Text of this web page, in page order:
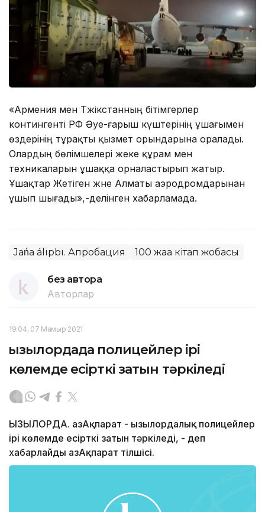
«Армения мен Тәжікстанның бітімгерлер
контингенті РФ Әуе-ғарыш күштерінің ұшағымен
өздерінің тұрақты қызмет орындарына оралады.
Олардың бөлімшелері жеке құрам мен
техникаларын ұшаққа орналастырып жатыр.
Ұшақтар Жетіген және Алматы аэродромдарынан
ұшып шығады»,-делінген хабарламада.
Jańa álipbı. Апробация 100 жаңа кітап жобасы
без автора
Авторлар
19:04, 07 Мамыр 2021
Қызылордада полицейлер ірі
көлемде есірткі затын тәркіледі
ҚЫЗЫЛОРДА. ҚазАқпарат - Қызылордалық полицейлер
ірі көлемде есірткі затын тәркіледі, - деп
хабарлайды ҚазАқпарат тілшісі.